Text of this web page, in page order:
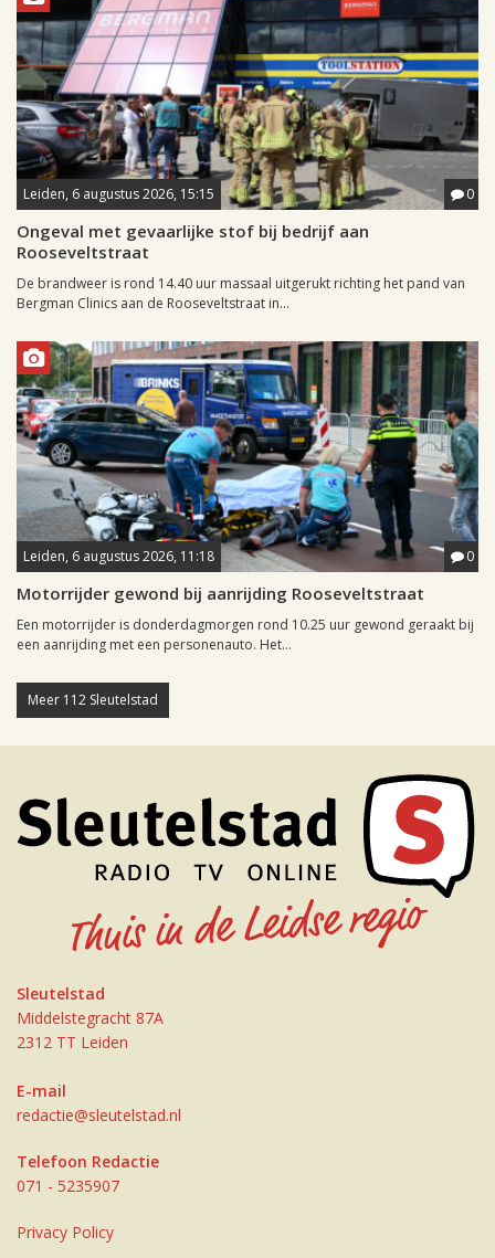
Leiden, 6 augustus 2026, 15:15 0
Ongeval met gevaarlijke stof bij bedrijf aan
Rooseveltstraat
De brandweer is rond 14.40 uur massaal uitgerukt richting het pand van
Bergman Clinics aan de Rooseveltstraat in...
Leiden, 6 augustus 2026, 11:18 0
Motorrijder gewond bij aanrijding Rooseveltstraat
Een motorrijder is donderdagmorgen rond 10.25 uur gewond geraakt bij
een aanrijding met een personenauto. Het...
Meer 112 Sleutelstad
Sleutelstad
Middelstegracht 87A
2312 TT Leiden
E-mail
redactie@sleutelstad.nl
Telefoon Redactie
071 - 5235907
Privacy Policy